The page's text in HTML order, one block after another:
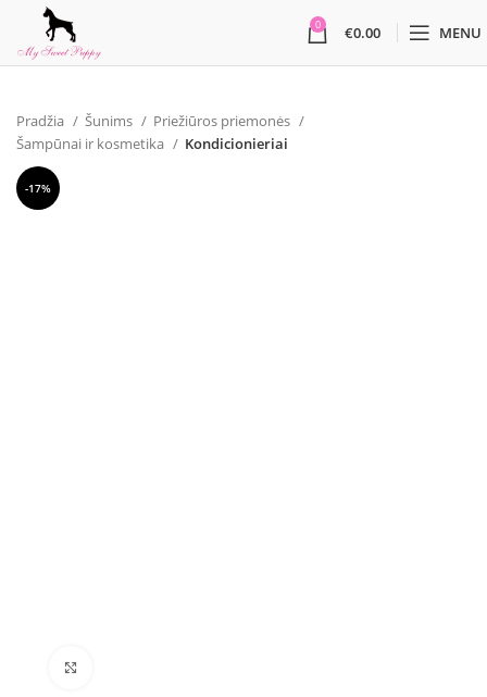
0 €0.00 MENU
Pradžia Šunims
Priežiūros priemonės
Šampūnai ir kosmetika
Kondicionieriai
-17%